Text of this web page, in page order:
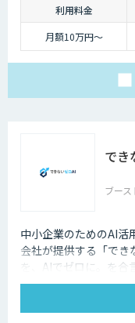
利用料金
月額10万円〜
でき
ブー
中小企業のためのAI活
会社が提供する「でき
を、AIでゼロに。を
ど、企業の業務をAIエ
はなく「業務が止ま
本から変えます。